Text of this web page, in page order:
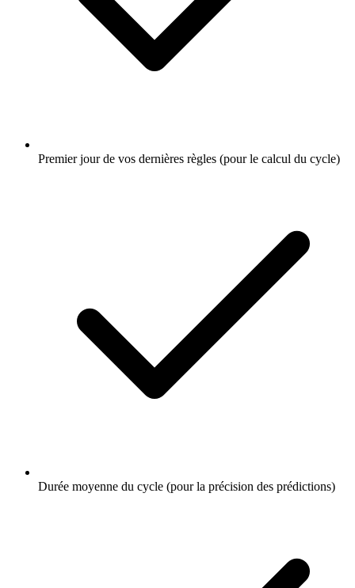
Premier jour de vos dernières règles (pour le calcul du cycle)
Durée moyenne du cycle (pour la précision des prédictions)